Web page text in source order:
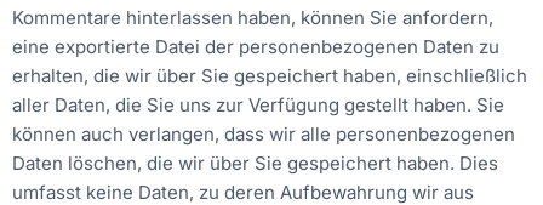
Kommentare hinterlassen haben, können Sie anfordern,
eine exportierte Datei der personenbezogenen Daten zu
erhalten, die wir über Sie gespeichert haben, einschließlich
aller Daten, die Sie uns zur Verfügung gestellt haben. Sie
können auch verlangen, dass wir alle personenbezogenen
Daten löschen, die wir über Sie gespeichert haben. Dies
umfasst keine Daten, zu deren Aufbewahrung wir aus